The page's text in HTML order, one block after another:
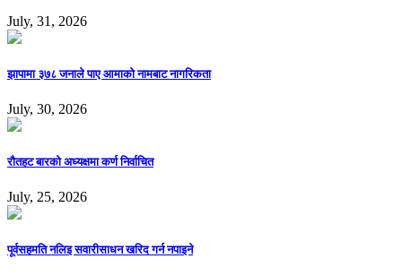
July, 31, 2026
झापामा ३७८ जनाले पाए आमाको नामबाट नागरिकता
July, 30, 2026
रौतहट बारको अध्यक्षमा कर्ण निर्वाचित
July, 25, 2026
पूर्वसहमति नलिइ सवारीसाधन खरिद गर्न नपाइने